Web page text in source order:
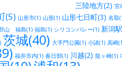
地方(2) 宮
(5) 山形市(1) 山形(1) 山形七日町(3) 名取
山 福島(1) 福島(1) シリコンバレー(1) 新潟
茨城(40) 大手門公園(1) 小諸(1) 高崎
福井市内(1) 春日部(1) 川越(2) 龍ヶ崎(1)